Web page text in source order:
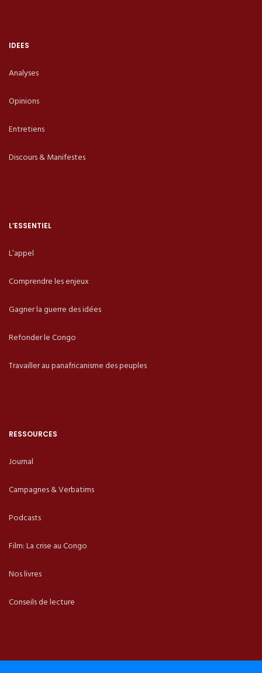
IDEES
Analyses
Opinions
Entretiens
Discours & Manifestes
L’ESSENTIEL
L’appel
Comprendre les enjeux
Gagner la guerre des idées
Refonder le Congo
Travailler au panafricanisme des peuples
RESSOURCES
Journal
Campagnes & Verbatims
Podcasts
Film: La crise au Congo
Nos livres
Conseils de lecture